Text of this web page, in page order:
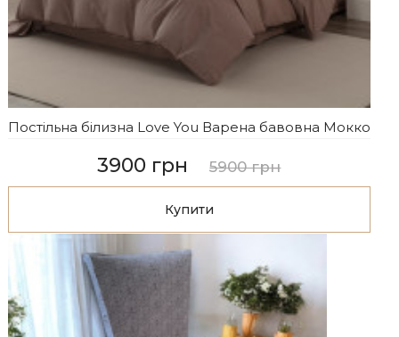
Постільна білизна Love You Варена бавовна Мокко
3900 грн 5900 грн
Купити